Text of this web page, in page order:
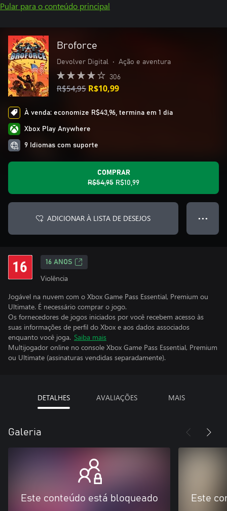
Pular para o conteúdo principal
Broforce
Devolver Digital • Ação e aventura
306
R$54,95 R$10,99
À venda: economize R$43,96, termina em 1 dia
Xbox Play Anywhere
9 Idiomas com suporte
COMPRAR
R$54,95 R$10,99
ADICIONAR À LISTA DE DESEJOS ● ● ●
16 ANOS
Violência
Jogável na nuvem com o Xbox Game Pass Essential, Premium ou
Ultimate. É necessário comprar o jogo.
Os fornecedores de jogos iniciados por você recebem acesso às
suas informações de perfil do Xbox e aos dados associados
enquanto você joga. Saiba mais
Multijogador online no console Xbox Game Pass Essential, Premium
ou Ultimate (assinaturas vendidas separadamente).
DETALHES AVALIAÇÕES MAIS
Galeria
Este conteúdo está bloqueado Este